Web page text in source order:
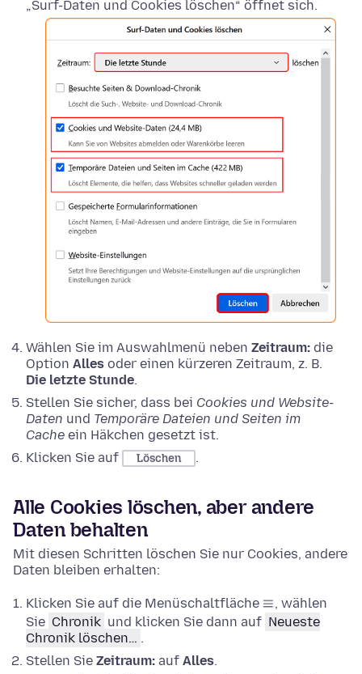
„Surf-Daten und Cookies löschen“ öffnet sich.
Wählen Sie im Auswahlmenü neben Zeitraum: die
Option Alles oder einen kürzeren Zeitraum, z. B.
Die letzte Stunde.
Stellen Sie sicher, dass bei Cookies und Website-
Daten und Temporäre Dateien und Seiten im
Cache ein Häkchen gesetzt ist.
Klicken Sie auf
Löschen .
Alle Cookies löschen, aber andere
Daten behalten
Mit diesen Schritten löschen Sie nur Cookies, andere
Daten bleiben erhalten:
Klicken Sie auf die Menüschaltfläche
, wählen
Sie Chronik und klicken Sie dann auf Neueste
Chronik löschen… .
Stellen Sie Zeitraum: auf Alles.